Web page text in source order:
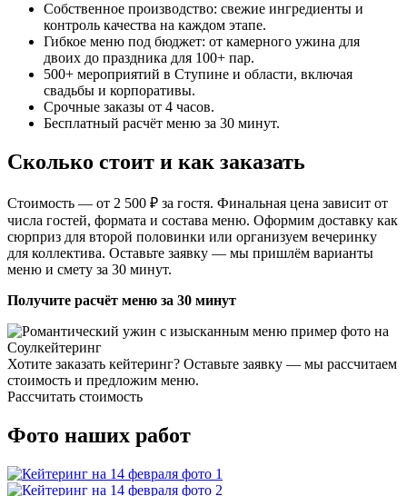
Собственное производство: свежие ингредиенты и
контроль качества на каждом этапе.
Гибкое меню под бюджет: от камерного ужина для
двоих до праздника для 100+ пар.
500+ мероприятий в Ступине и области, включая
свадьбы и корпоративы.
Срочные заказы от 4 часов.
Бесплатный расчёт меню за 30 минут.
Сколько стоит и как заказать
Стоимость — от 2 500 ₽ за гостя. Финальная цена зависит от
числа гостей, формата и состава меню. Оформим доставку как
сюрприз для второй половинки или организуем вечеринку
для коллектива. Оставьте заявку — мы пришлём варианты
меню и смету за 30 минут.
Получите расчёт меню за 30 минут
Хотите заказать кейтеринг? Оставьте заявку — мы рассчитаем
стоимость и предложим меню.
Рассчитать стоимость
Фото наших работ